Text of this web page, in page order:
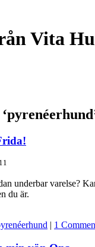
Vita
underbar varelse?
du är.
| 1